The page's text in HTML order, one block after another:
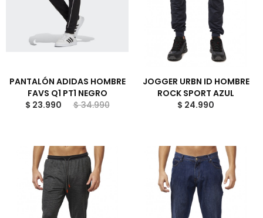
PANTALÓN ADIDAS HOMBRE
FAVS Q1 PT1 NEGRO
$ 23.990
$ 34.990
JOGGER URBN ID HOMBRE
ROCK SPORT AZUL
$ 24.990